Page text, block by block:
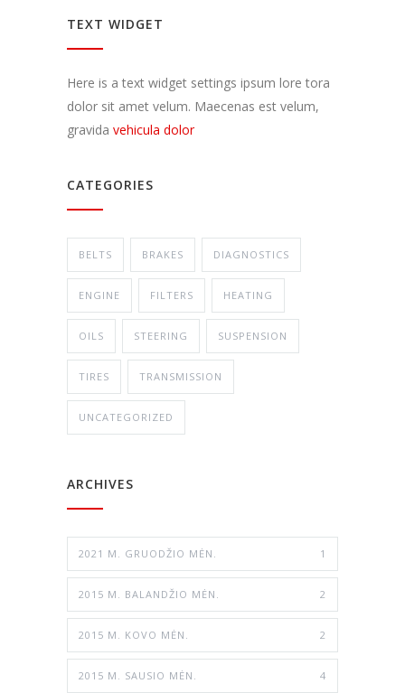
TEXT WIDGET
Here is a text widget settings ipsum lore tora
dolor sit amet velum. Maecenas est velum,
gravida vehicula dolor
CATEGORIES
BELTS BRAKES DIAGNOSTICS
ENGINE FILTERS HEATING
OILS STEERING SUSPENSION
TIRES TRANSMISSION
UNCATEGORIZED
ARCHIVES
2021 M. GRUODŽIO MĖN. 1
2015 M. BALANDŽIO MĖN. 2
2015 M. KOVO MĖN. 2
2015 M. SAUSIO MĖN. 4